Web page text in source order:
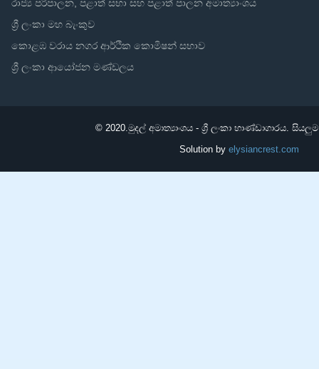
රාජ්‍ය පරිපාලන, පළාත් සභා සහ පළාත් පාලන අමාත්‍යාංශය
ශ්‍රී ලංකා මහ බැංකුව
කොළඹ වරාය නගර ආර්ථික කොමිෂන් සභාව
ශ්‍රී ලංකා ආයෝජන මණ්ඩලය
© 2020. මුදල් අමාත්‍යාංශය - ශ්‍රී ලංකා භාණ්ඩාගාරය.
Solution by elysiancrest.com